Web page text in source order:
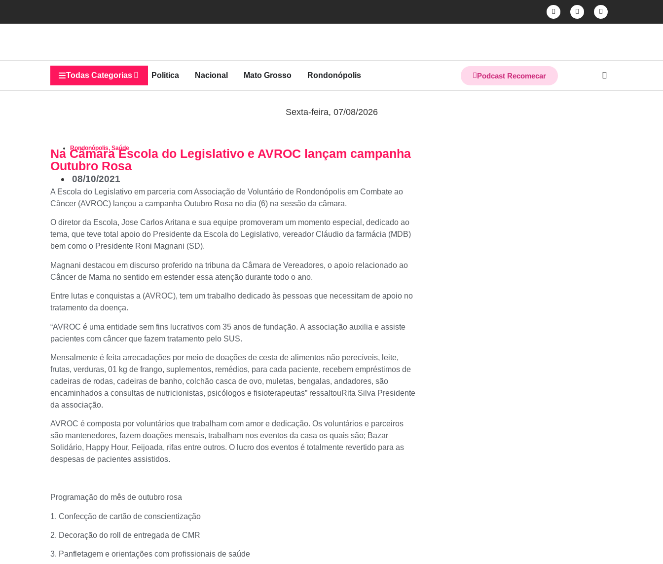
Todas Categorias Politica Nacional Mato Grosso Rondonópolis Podcast Recomecar
Sexta-feira, 07/08/2026
Rondonópolis, Saúde
Na Câmara Escola do Legislativo e AVROC lançam campanha
Outubro Rosa
08/10/2021
A Escola do Legislativo em parceria com Associação de Voluntário de Rondonópolis em Combate ao
Câncer (AVROC) lançou a campanha Outubro Rosa no dia (6) na sessão da câmara.
O diretor da Escola, Jose Carlos Aritana e sua equipe promoveram um momento especial, dedicado ao
tema, que teve total apoio do Presidente da Escola do Legislativo, vereador Cláudio da farmácia (MDB)
bem como o Presidente Roni Magnani (SD).
Magnani destacou em discurso proferido na tribuna da Câmara de Vereadores, o apoio relacionado ao
Câncer de Mama no sentido em estender essa atenção durante todo o ano.
Entre lutas e conquistas a (AVROC), tem um trabalho dedicado às pessoas que necessitam de apoio no
tratamento da doença.
“AVROC é uma entidade sem fins lucrativos com 35 anos de fundação. A associação auxilia e assiste
pacientes com câncer que fazem tratamento pelo SUS.
Mensalmente é feita arrecadações por meio de doações de cesta de alimentos não perecíveis, leite,
frutas, verduras, 01 kg de frango, suplementos, remédios, para cada paciente, recebem empréstimos de
cadeiras de rodas, cadeiras de banho, colchão casca de ovo, muletas, bengalas, andadores, são
encaminhados a consultas de nutricionistas, psicólogos e fisioterapeutas” ressaltouRita Silva Presidente
da associação.
AVROC é composta por voluntários que trabalham com amor e dedicação. Os voluntários e parceiros
são mantenedores, fazem doações mensais, trabalham nos eventos da casa os quais são; Bazar
Solidário, Happy Hour, Feijoada, rifas entre outros. O lucro dos eventos é totalmente revertido para as
despesas de pacientes assistidos.
Programação do mês de outubro rosa
1. Confecção de cartão de conscientização
2. Decoração do roll de entregada de CMR
3. Panfletagem e orientações com profissionais de saúde